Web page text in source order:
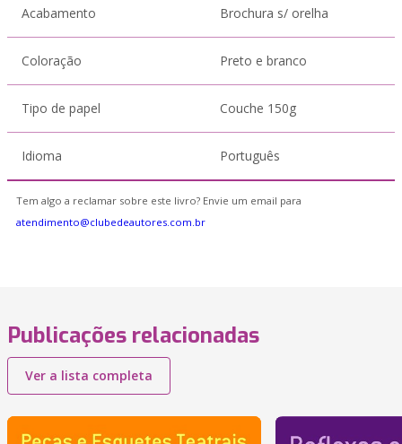
Acabamento Brochura s/ orelha
Coloração Preto e branco
Tipo de papel Couche 150g
Idioma Português
Tem algo a reclamar sobre este livro? Envie um email para
atendimento@clubedeautores.com.br
Publicações relacionadas
Ver a lista completa